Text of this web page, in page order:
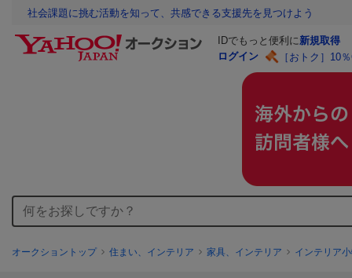
社会課題に挑む活動を知って、共感できる支援先を見つけよう
IDでもっと便利に新規取得
ログイン
［おトク］10
オークショントップ 住まい、インテリア 家具、インテリア インテリア